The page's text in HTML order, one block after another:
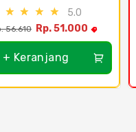
White
5.0
56.610 Rp. 51.000
+ Keranjang